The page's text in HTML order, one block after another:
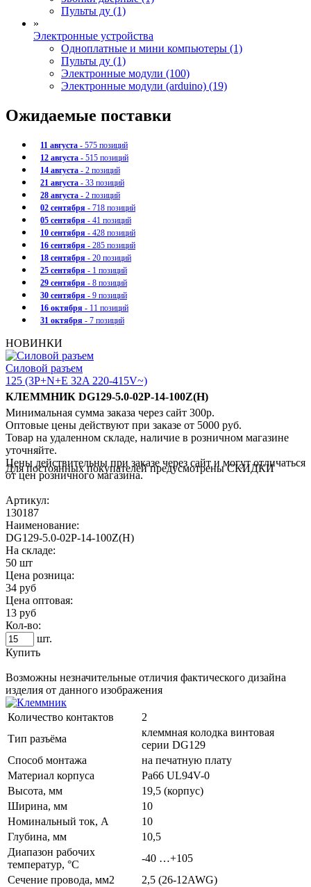
Пульты ду (1)
»
Электронные устройства
Одноплатные и мини компьютеры (1)
Пульты ду (1)
Электронные модули (100)
Электронные модули (arduino) (19)
Ожидаемые поставки
11 августа - 575 позиций
12 августа - 515 позиций
14 августа - 2 позиций
21 августа - 33 позиций
28 августа - 2 позиций
02 сентября - 718 позиций
05 сентября - 41 позиций
10 сентября - 428 позиций
16 сентября - 285 позиций
18 сентября - 20 позиций
25 сентября - 1 позиций
29 сентября - 8 позиций
30 сентября - 9 позиций
16 октября - 11 позиций
31 октября - 7 позиций
НОВИНКИ
Силовой разъем
125 (3P+N+E 32A 220-415V~)
КЛЕММНИК DG129-5.0-02P-14-100Z(H)
Минимальная сумма заказа через сайт 300р.
Оптовые цены действуют при заказе от 5000 руб.
Товар на удаленном складе, наличие в розничном магазине
уточняйте.
Цены действительны при заказе через сайт и могут отличаться
от цен розничного магазина.
Для постоянных покупателей предусмотрены СКИДКИ
Артикул:
130187
Наименование:
DG129-5.0-02P-14-100Z(H)
На складе:
50 шт
Цена розница:
34 руб
Цена оптовая:
13 руб
Кол-во:
шт.
Купить
Возможны незначительные отличия фактического дизайна
изделия от данного изображения
Количество контактов
2
Тип разъёма
клеммная колодка винтовая
серии DG129
Способ монтажа
на печатную плату
Материал корпуса
Pa66 UL94V-0
Высота, мм
19,5 (корпус)
Ширина, мм
10
Номинальный ток, А
10
Глубина, мм
10,5
Диапазон рабочих
температур, °C
-40 …+105
Сечение провода, мм2
2,5 (26-12AWG)